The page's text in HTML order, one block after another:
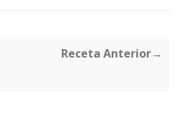
Receta Anterior→